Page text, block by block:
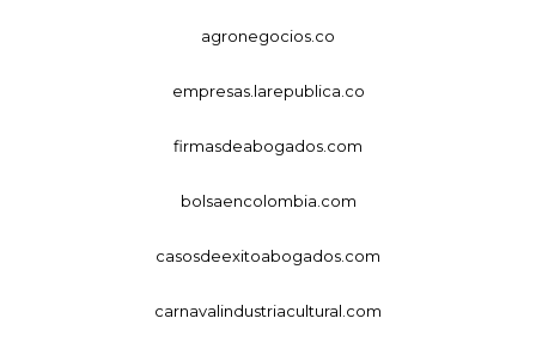
agronegocios.co
empresas.larepublica.co
firmasdeabogados.com
bolsaencolombia.com
casosdeexitoabogados.com
carnavalindustriacultural.com